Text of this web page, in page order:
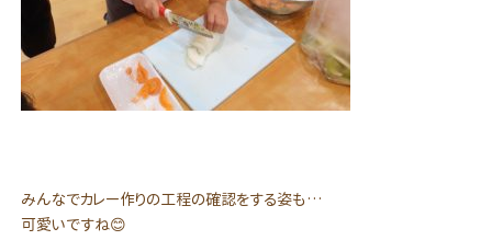
みんなでカレー作りの工程の確認をする姿も…
可愛いですね😊